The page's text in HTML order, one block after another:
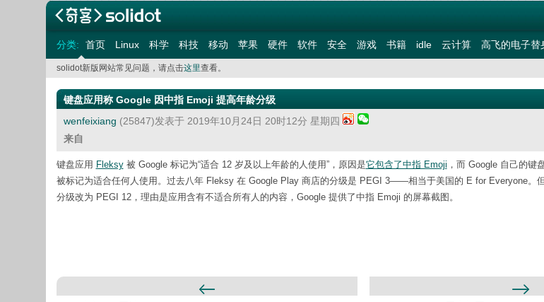
分类: 首页 Linux 科学 科技 移动 苹果 硬件 软件 安全 游戏 书籍 idle 云计算 高飞的电子替
solidot新版网站常见问题，请点击这里查看。
键盘应用称 Google 因中指 Emoji 提高年龄分级
wenfeixiang (25847)发表于 2019年10月24日 20时12分 星期四
来自
键盘应用 Fleksy被 Google 标记为“适合 12 岁及以上年龄的人使用”，原因是它包含了中指 Emoji ，而 Google 自己的键
被标记为适合任何人使用。过去八年 Fleksy 在 Google Play 商店的分级是 PEGI 3——相当于美国的 E for Everyone。
分级改为 PEGI 12，理由是应用含有不适合所有人的内容，Google 提供了中指 Emoji 的屏幕截图。